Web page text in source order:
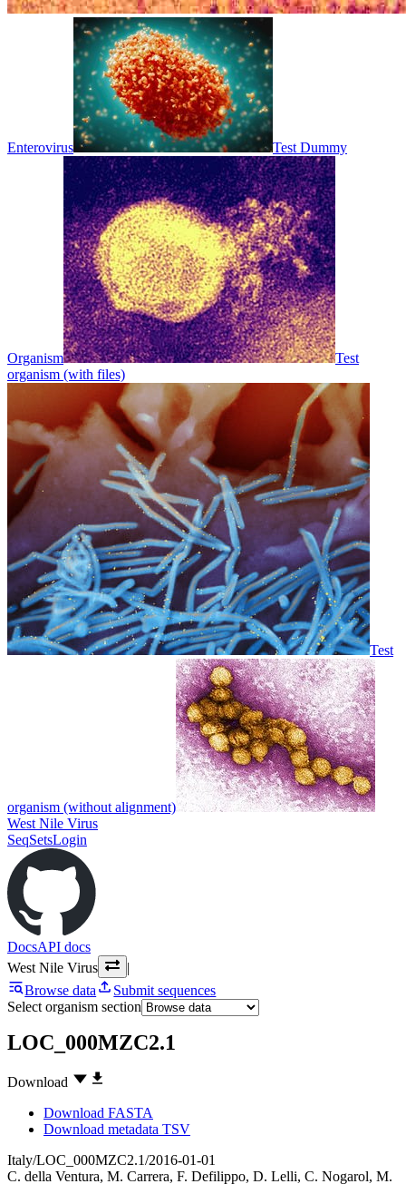
Enterovirus Test Dummy
Organism
Test
organism (with files)
Test
organism (without alignment)
West Nile Virus
SeqSetsLogin
DocsAPI docs
West Nile Virus
|
Browse data
Submit sequences
Select organism section
LOC_000MZC2.1
Download
Download FASTA
Download metadata TSV
Italy/LOC_000MZC2.1/2016-01-01
C. della Ventura, M. Carrera, F. Defilippo, D. Lelli, C. Nogarol, M.